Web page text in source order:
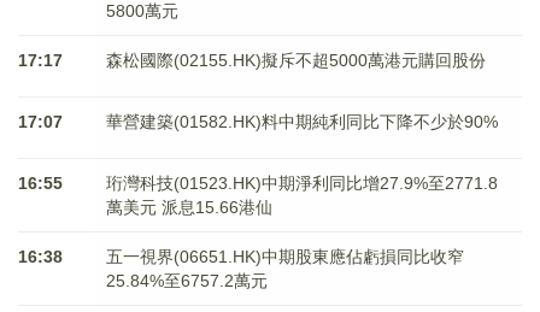
5800萬元
17:17 森松國際(02155.HK)擬斥不超5000萬港元購回股份
17:07 華營建築(01582.HK)料中期純利同比下降不少於90%
16:55
珩灣科技(01523.HK)中期淨利同比增27.9%至2771.8
萬美元 派息15.66港仙
16:38
五一視界(06651.HK)中期股東應佔虧損同比收窄
25.84%至6757.2萬元